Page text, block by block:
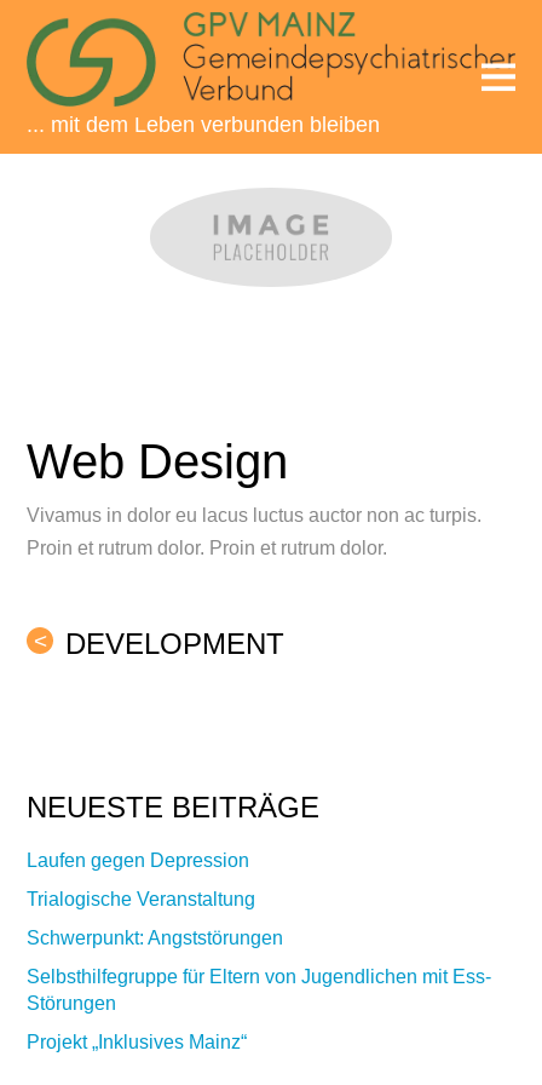
... mit dem Leben verbunden bleiben
Web Design
Vivamus in dolor eu lacus luctus auctor non ac turpis.
Proin et rutrum dolor. Proin et rutrum dolor.
< DEVELOPMENT
NEUESTE BEITRÄGE
Laufen gegen Depression
Trialogische Veranstaltung
Schwerpunkt: Angststörungen
Selbsthilfegruppe für Eltern von Jugendlichen mit Ess-
Störungen
Projekt „Inklusives Mainz“